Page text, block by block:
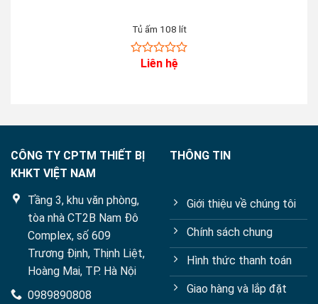
Tủ ấm 108 lít
Liên hệ
CÔNG TY CPTM THIẾT BỊ
KHKT VIỆT NAM
Tầng 3, khu văn phòng,
tòa nhà CT2B Nam Đô
Complex, số 609
Trương Định, Thịnh Liệt,
Hoàng Mai, TP. Hà Nội
0989890808
THÔNG TIN
Giới thiệu về chúng tôi
Chính sách chung
Hình thức thanh toán
Giao hàng và lắp đặt